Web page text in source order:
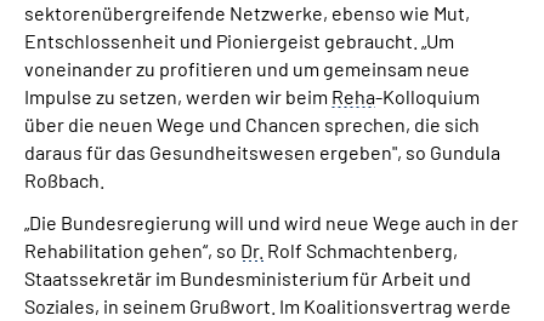
sektorenübergreifende Netzwerke, ebenso wie Mut,
Entschlossenheit und Pioniergeist gebraucht. „Um
voneinander zu profitieren und um gemeinsam neue
Impulse zu setzen, werden wir beim Reha-Kolloquium
über die neuen Wege und Chancen sprechen, die sich
daraus für das Gesundheitswesen ergeben", so Gundula
Roßbach.
„Die Bundesregierung will und wird neue Wege auch in der
Rehabilitation gehen“, so Dr. Rolf Schmachtenberg,
Staatssekretär im Bundesministerium für Arbeit und
Soziales, in seinem Grußwort. Im Koalitionsvertrag werde